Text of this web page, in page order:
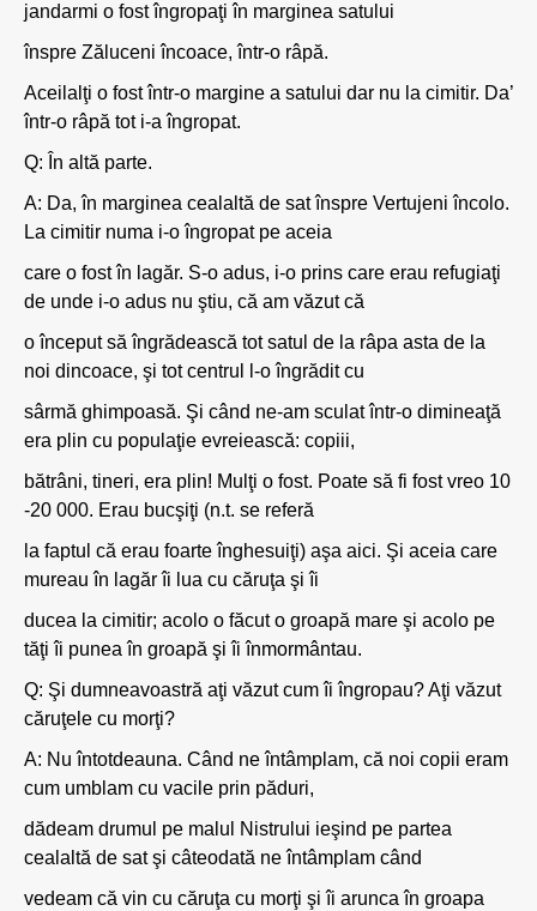
jandarmi o fost îngropaţi în marginea satului
înspre Zăluceni încoace, într-o râpă.
Aceilalţi o fost într-o margine a satului dar nu la cimitir. Da’
într-o râpă tot i-a îngropat.
Q: În altă parte.
A: Da, în marginea cealaltă de sat înspre Vertujeni încolo.
La cimitir numa i-o îngropat pe aceia
care o fost în lagăr. S-o adus, i-o prins care erau refugiaţi
de unde i-o adus nu ştiu, că am văzut că
o început să îngrădească tot satul de la râpa asta de la
noi dincoace, şi tot centrul l-o îngrădit cu
sârmă ghimpoasă. Şi când ne-am sculat într-o dimineaţă
era plin cu populaţie evreiească: copiii,
bătrâni, tineri, era plin! Mulţi o fost. Poate să fi fost vreo 10
-20 000. Erau bucşiţi (n.t. se referă
la faptul că erau foarte înghesuiţi) aşa aici. Şi aceia care
mureau în lagăr îi lua cu căruţa şi îi
ducea la cimitir; acolo o făcut o groapă mare şi acolo pe
tăţi îi punea în groapă şi îi înmormântau.
Q: Şi dumneavoastră aţi văzut cum îi îngropau? Aţi văzut
căruţele cu morţi?
A: Nu întotdeauna. Când ne întâmplam, că noi copii eram
cum umblam cu vacile prin păduri,
dădeam drumul pe malul Nistrului ieşind pe partea
cealaltă de sat şi câteodată ne întâmplam când
vedeam că vin cu căruţa cu morţi şi îi arunca în groapa